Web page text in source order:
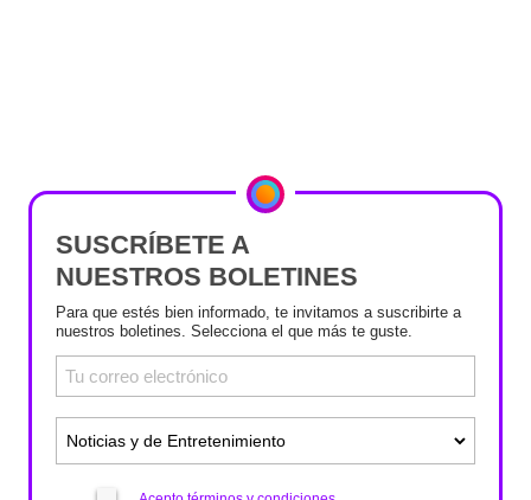
SUSCRÍBETE A
NUESTROS BOLETINES
Para que estés bien informado, te invitamos a suscribirte a
nuestros boletines. Selecciona el que más te guste.